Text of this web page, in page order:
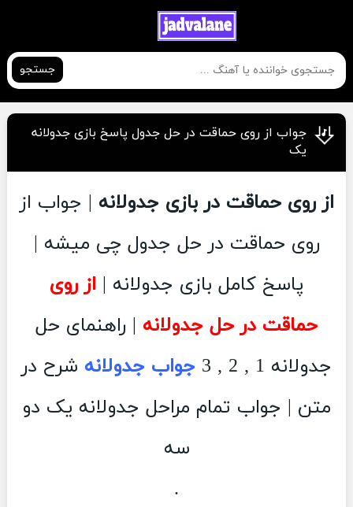
جستجو
جواب از روی حماقت در حل جدول پاسخ بازی جدولانه
یک
از روی حماقت در بازی جدولانه | جواب از
روی حماقت در حل جدول چی میشه |
پاسخ کامل بازی جدولانه | از روی
حماقت در حل جدولانه | راهنمای حل
جدولانه 1 , 2 , 3
جواب جدولانه شرح در
متن | جواب تمام مراحل جدولانه یک دو
سه
.